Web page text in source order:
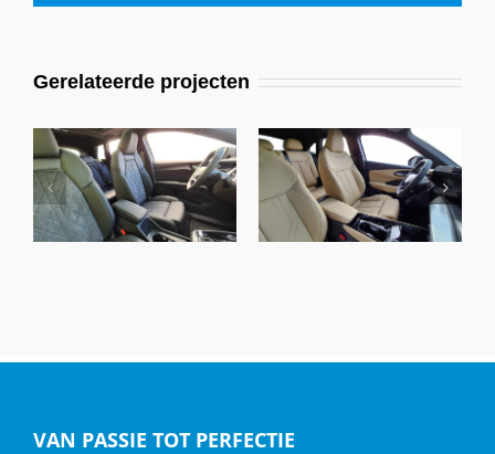
Gerelateerde projecten
Audi Q4 E-Tron,
Buffalino Zwart &
Alcantara
Audi Q3 A3, Alba
Nappa A-N4825
Samt Beige
VAN PASSIE TOT PERFECTIE